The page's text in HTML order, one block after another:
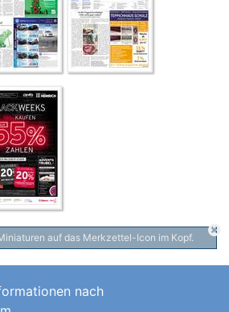
auf das Merkzettel-Icon im Kopf.
nach